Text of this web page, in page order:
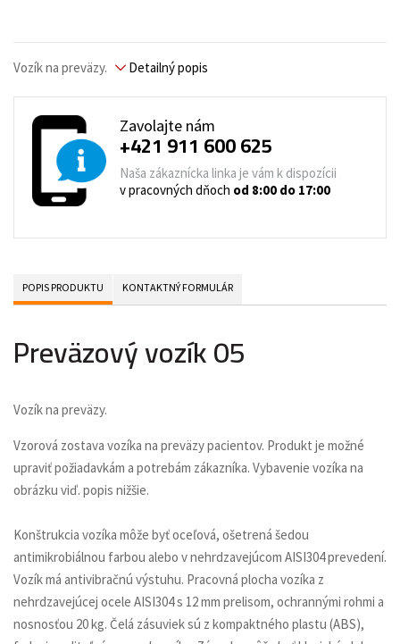
Vozík na preväzy. Detailný popis
Zavolajte nám
+421 911 600 625
Naša zákaznícka linka je vám k dispozícii
v pracovných dňoch od 8:00 do 17:00
POPIS PRODUKTU KONTAKTNÝ FORMULÁR
Preväzový vozík 05
Vozík na preväzy.
Vzorová zostava vozíka na preväzy pacientov. Produkt je možné
upraviť požiadavkám a potrebám zákazníka. Vybavenie vozíka na
obrázku viď. popis nižšie.
Konštrukcia vozíka môže byť oceľová, ošetrená šedou
antimikrobiálnou farbou alebo v nehrdzavejúcom AISI304 prevedení.
Vozík má antivibračnú výstuhu. Pracovná plocha vozíka z
nehrdzavejúcej ocele AISI304 s 12 mm prelisom, ochrannými rohmi a
nosnosťou 20 kg. Čelá zásuviek sú z kompaktného plastu (ABS),